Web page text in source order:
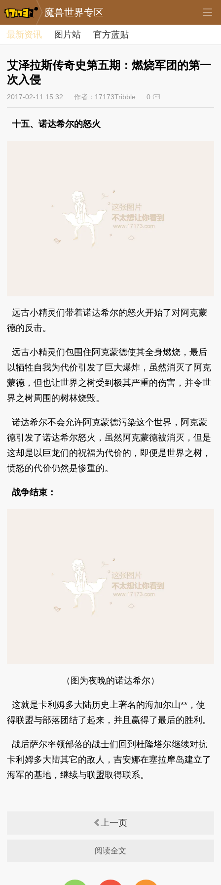
魔兽世界专区
最新资讯 图片站 官方蓝贴
艾泽拉斯传奇史第五期：燃烧军团的第一
次入侵
2017-02-11 15:32 作者：17173Tribble 0
十五、诺达希尔的怒火
远古小精灵们带着诺达希尔的怒火开始了对阿克蒙
德的反击。
远古小精灵们包围住阿克蒙德使其全身燃烧，最后
以牺牲自我为代价引发了巨大爆炸，虽然消灭了阿克
蒙德，但也让世界之树受到极其严重的伤害，并令世
界之树周围的树林烧毁。
诺达希尔不会允许阿克蒙德污染这个世界，阿克蒙
德引发了诺达希尔怒火，虽然阿克蒙德被消灭，但是
这却是以巨龙们的祝福为代价的，即便是世界之树，
愤怒的代价仍然是惨重的。
战争结束：
（图为夜晚的诺达希尔）
这就是卡利姆多大陆历史上著名的海加尔山**，使
得联盟与部落团结了起来，并且赢得了最后的胜利。
战后萨尔率领部落的战士们回到杜隆塔尔继续对抗
卡利姆多大陆其它的敌人，吉安娜在塞拉摩岛建立了
海军的基地，继续与联盟取得联系。
上一页
阅读全文